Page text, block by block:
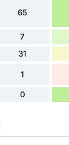
65
7
31
1
0